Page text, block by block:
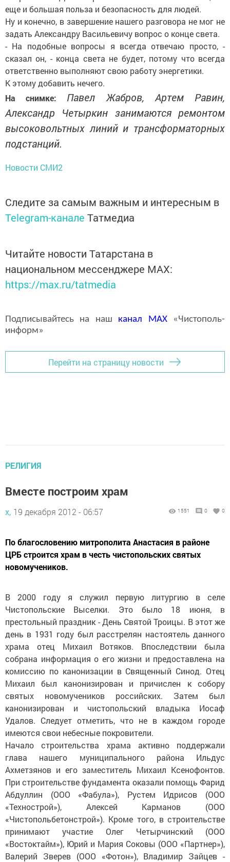
еще и большая польза и безопасность для людей.
Ну и конечно, в завершение нашего разговора не мог не
задать Александру Васильевичу вопрос о конце света.
- На подобные вопросы я всегда отвечаю просто, -
сказал он, - конца света не будет, потому что всегда
ответственно выполняют свою работу энергетики.
К этому добавить нечего.
На снимке:
Павел Жабров, Артем Равин,
Александр Четыркин занимаются ремонтом
высоковольтных линий и трансформаторных
подстанций.
Новости СМИ2
Следите за самым важным и интересным в
Telegram-канале Татмедиа
Читайте новости Татарстана в
национальном мессенджере MАХ:
https://max.ru/tatmedia
Подписывайтесь на наш канал MAX«Чистополь-
информ»
Перейти на страницу новости
РЕЛИГИЯ
Вместе построим храм
х, 19 декабря 2012 - 06:57 1551 0 0
По благословению митрополита Анастасия в районе
ЦРБ строится храм в честь чистопольских святых
новомучеников.
В 2000 году я служил первую литургию в селе
Чистопольские Выселки. Это было 18 июня, в
престольный праздник - День Святой Троицы. В этот же
день в 1931 году был расстрелян настоятель данного
храма отец Михаил Вотяков. Впоследствии была
собрана информация о его жизни и предоставлена на
комиссию по канонизации в Священный Синод. Отец
Михаил был канонизирован и причислен к собору
святых новомучеников российских. Затем был
канонизирован и чистопольский владыка Иосаф
Удалов. Следует отметить, что не в каждом городе
имеются свои небесные покровители.
Начало строительства храма активно поддержали
глава нашего муниципального района Ильдус
Ахметзянов и его заместитель Михаил Ксенофонтов.
При строительстве фундамента оказали помощь Фарид
Абдуллин (ООО «Фабула»), Рустем Идрисов (ООО
«Технострой»), Алексей Карманов (ООО
«Чистопольбетонстрой»). Кроме того, в строительстве
принимают участие Олег Четырчинский (ООО
«Востоктайм»), Юрий и Мария Соковы (ООО «Партнер»),
Валерий Зверев (ООО «Фотон»), Владимир Зайцев -